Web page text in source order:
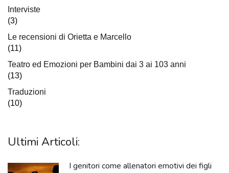
Interviste
(3)
Le recensioni di Orietta e Marcello
(11)
Teatro ed Emozioni per Bambini dai 3 ai 103 anni
(13)
Traduzioni
(10)
Ultimi Articoli:
I genitori come allenatori emotivi dei figli